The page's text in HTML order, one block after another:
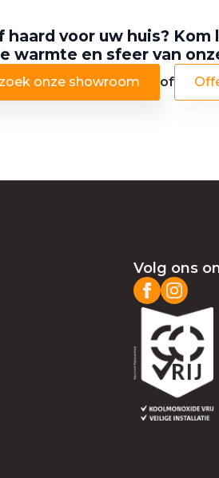
voor uw huis?
warmte en sfeer van
onze showroom of
Volg ons